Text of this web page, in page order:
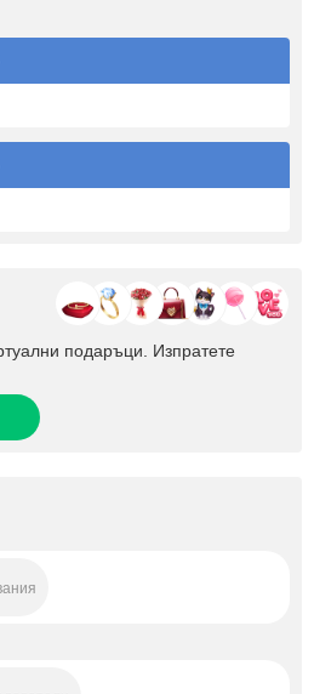
подаръци. Изпратете